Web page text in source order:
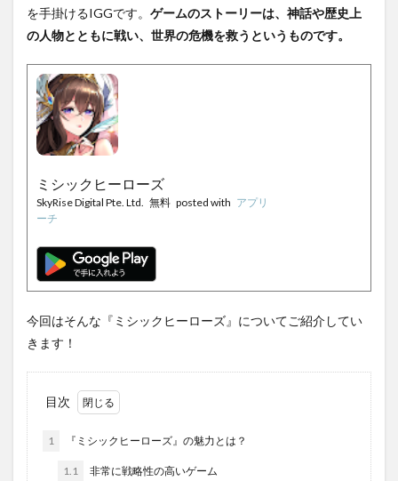
を手掛けるIGGです。 ゲームのストーリーは、神話や歴史上
の人物とともに戦い、世界の危機を救うというものです。
ミシックヒーローズ
SkyRise Digital Pte. Ltd. 無料 posted with アプリ
ーチ
今回はそんな『ミシックヒーローズ』についてご紹介してい
きます！
目次
1 『ミシックヒーローズ』の魅力とは？
1.1 非常に戦略性の高いゲーム